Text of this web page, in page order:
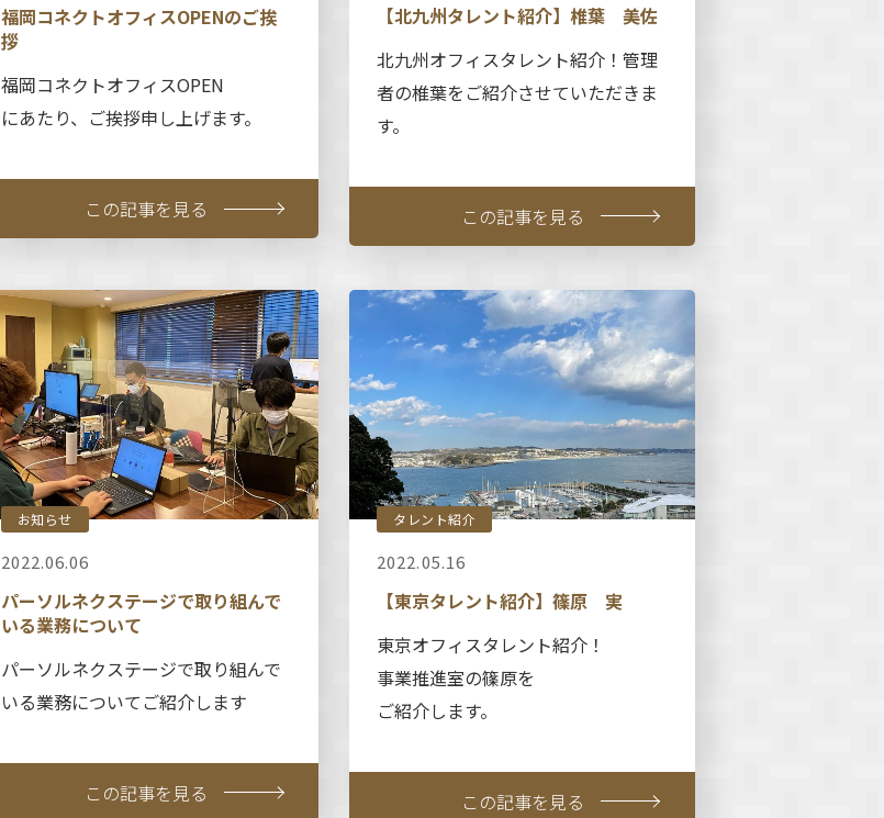
福岡コネクトオフィスOPENのご挨
拶
福岡コネクトオフィスOPEN
にあたり、ご挨拶申し上げます。
この記事を見る
【北九州タレント紹介】椎葉 美佐
北九州オフィスタレント紹介！管理
者の椎葉をご紹介させていただきま
す。
この記事を見る
お知らせ
2022.06.06
パーソルネクステージで取り組んで
いる業務について
パーソルネクステージで取り組んで
いる業務についてご紹介します
この記事を見る
タレント紹介
2022.05.16
【東京タレント紹介】篠原 実
東京オフィスタレント紹介！
事業推進室の篠原を
ご紹介します。
この記事を見る